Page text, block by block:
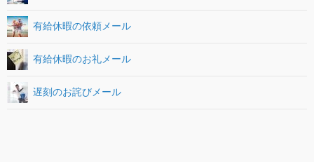
有給休暇の依頼メール
有給休暇のお礼メール
遅刻のお詫びメール